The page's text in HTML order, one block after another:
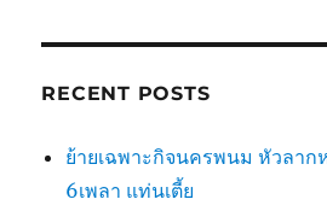
RECENT POSTS
ย้ายเฉพาะกิจนครพนม หัวลาก
6เพลา แท่นเตี้ย